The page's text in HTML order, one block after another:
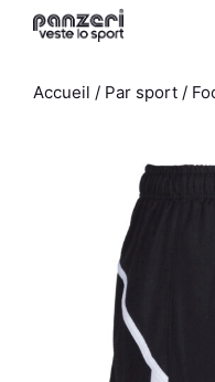
Aller
Accueil / Par sport /